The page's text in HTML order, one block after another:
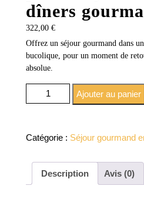
dîners
322,00 €
Offrez un séjour gourmand dans
bucolique, pour un moment de
absolue.
quantité de Carte cadeau 2
et 2 dîners gourmands
Ajouter au panier
Catégorie : Séjour gourmand
Description Avis (0)